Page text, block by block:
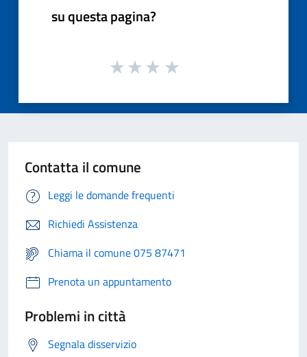
su questa pagina?
Contatta il comune
Leggi le domande frequenti
Richiedi Assistenza
Chiama il comune 075 87471
Prenota un appuntamento
Problemi in città
Segnala disservizio